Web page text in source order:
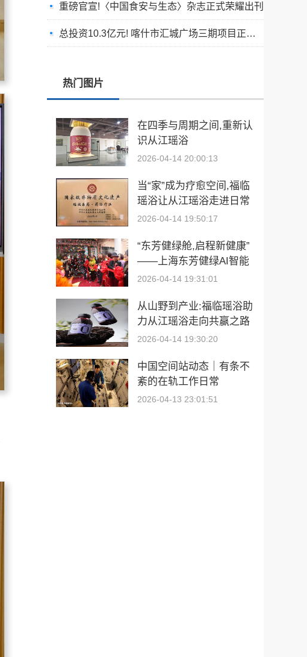
总投资10.3亿元! 喀什市汇城广场三期项目正式开工
张雪峰事件和慢病逆转抗衰运动健康
從“建國方略”到“十五五”的偉大跨越 獻給孫中山誕辰160周年暨鄭麗文訪陸
热门图片
在四季与周期之间,重新认
识从江瑶浴
2026-04-14 20:00:13
当“家”成为疗愈空间,福临
瑶浴让从江瑶浴走进日常
生活
2026-04-14 19:50:17
“东芳健绿舱,启程新健康”
——上海东芳健绿AI智能
养身舱品牌发布会圆满成
2026-04-14 19:31:01
从山野到产业:福临瑶浴助
力从江瑶浴走向共赢之路
2026-04-14 19:30:20
中国空间站动态｜有条不
紊的在轨工作日常
2026-04-13 23:01:51